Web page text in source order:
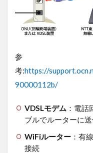
原因
2.1
複数
共有
2.2
回線
から
のノ
イズ
干渉
参
考:https://
90000112b/
VDSLモデム ：電
ブルでルーターに
WiFiルーター：有
接続